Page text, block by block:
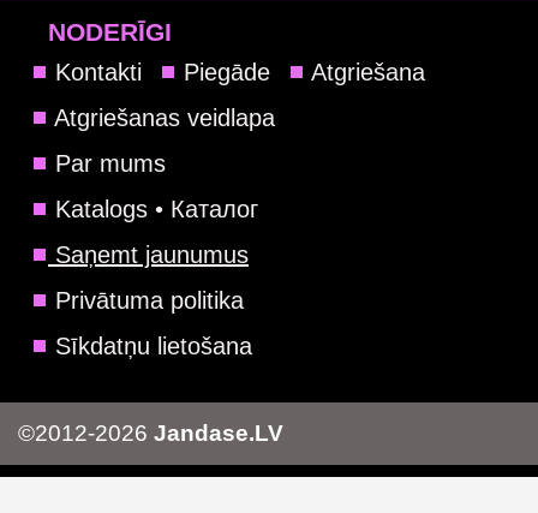
NODERĪGI
Kontakti Piegāde
Atgriešana
Atgriešanas veidlapa
Par mums
Katalogs • Каталог
Saņemt jaunumus
Privātuma politika
Sīkdatņu lietošana
©2012-2026 Jandase.LV